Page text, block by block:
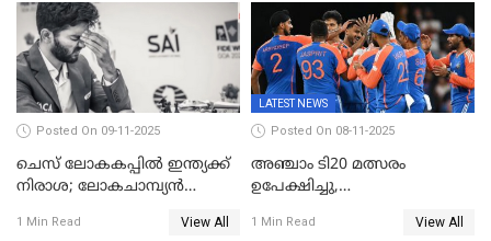
Posted On 09-11-2025
ചെസ് ലോകകപ്പില്‍ ഇന്ത്യക്ക്
നിരാശ; ലോകചാമ്പ്യന്‍
1 Min Read View All
LATEST NEWS
Posted On 08-11-2025
അഞ്ചാം ടി20 മത്സരം
ഉപേക്ഷിച്ചു,
ജയിച്ച് ഇന്ത്യ
1 Min Read View All